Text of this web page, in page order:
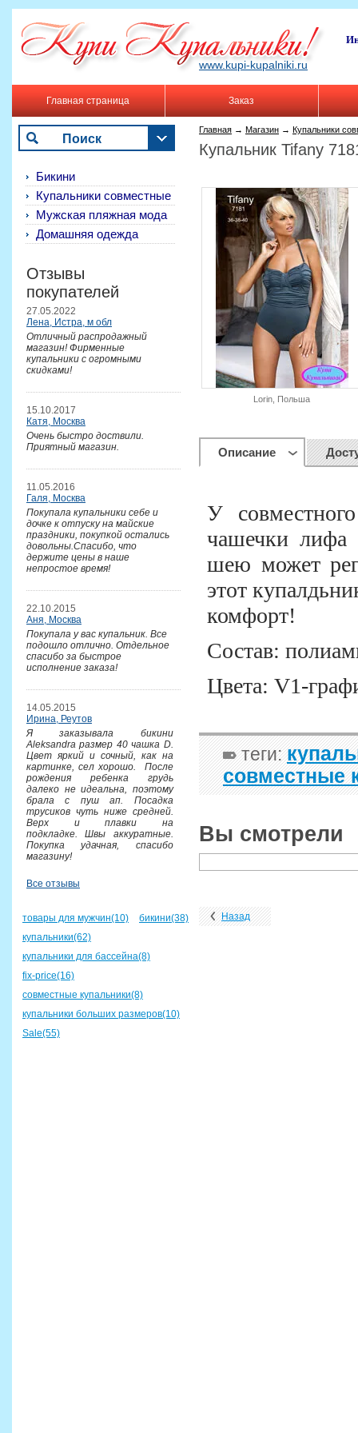
www.kupi-kupalniki.ru
Главная страница Заказ
Главная → Магазин → Купальники
Купальник Tifany
Lorin, Польша
Описание
У
чашечки лифа
шею может
этот
комфорт!
Состав:
Цвета: V1-
теги:
совместные
Вы смотрели
Назад
Поиск
Бикини
Купальники совместные
Мужская пляжная мода
Домашняя одежда
Отзывы
покупателей
27.05.2022
Лена, Истра, м обл
Отличный распродажный
магазин! Фирменные
купальники с огромными
скидками!
15.10.2017
Катя, Москва
Очень быстро доствили.
Приятный магазин.
11.05.2016
Галя, Москва
Покупала купальники себе и
дочке к отпуску на майские
праздники, покупкой остались
довольны.Спасибо, что
держите цены в наше
непростое время!
22.10.2015
Аня, Москва
Покупала у вас купальник. Все
подошло отлично. Отдельное
спасибо за быстрое
исполнение заказа!
14.05.2015
Ирина, Реутов
Я заказывала бикини
Aleksandra размер 40 чашка D.
Цвет яркий и сочный, как на
картинке, сел хорошо. После
рождения ребенка грудь
далеко не идеальна, поэтому
брала с пуш ап. Посадка
трусиков чуть ниже средней.
Верх и плавки на
подкладке. Швы аккуратные.
Покупка удачная, спасибо
магазину!
Все отзывы
товары для мужчин(10)
бикини(38)
купальники(62)
купальники для бассейна(8)
fix-price(16)
совместные купальники(8)
купальники больших размеров(10)
Sale(55)